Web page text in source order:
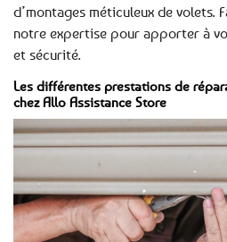
d’montages méticuleux de volets.
notre expertise pour apporter à
et sécurité.
Les différentes prestations de
chez Allo Assistance Store